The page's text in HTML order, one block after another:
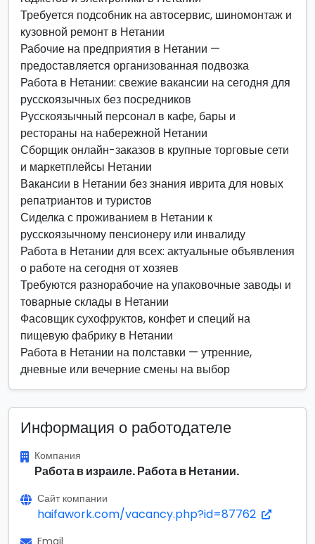
Требуется подсобник на автосервис, шиномонтаж и
кузовной ремонт в Нетании
Рабочие на предприятия в Нетании —
предоставляется организованная подвозка
Работа в Нетании: свежие вакансии на сегодня для
русскоязычных без посредников
Русскоязычный персонал в кафе, бары и
рестораны на набережной Нетании
Сборщик онлайн-заказов в крупные торговые сети
и маркетплейсы Нетании
Вакансии в Нетании без знания иврита для новых
репатриантов и туристов
Сиделка с проживанием в Нетании к
русскоязычному пенсионеру или инвалиду
Работа в Нетании для всех: актуальные объявления
о работе на сегодня от хозяев
Требуются разнорабочие на упаковочные заводы и
товарные склады в Нетании
Фасовщик сухофруктов, конфет и специй на
пищевую фабрику в Нетании
Работа в Нетании на полставки — утренние,
дневные или вечерние смены на выбор
Информация о работодателе
Компания
Работа в израиле. Работа в Нетании.
Сайт компании
haifawork.com/vacancy.php?id=87762
Email